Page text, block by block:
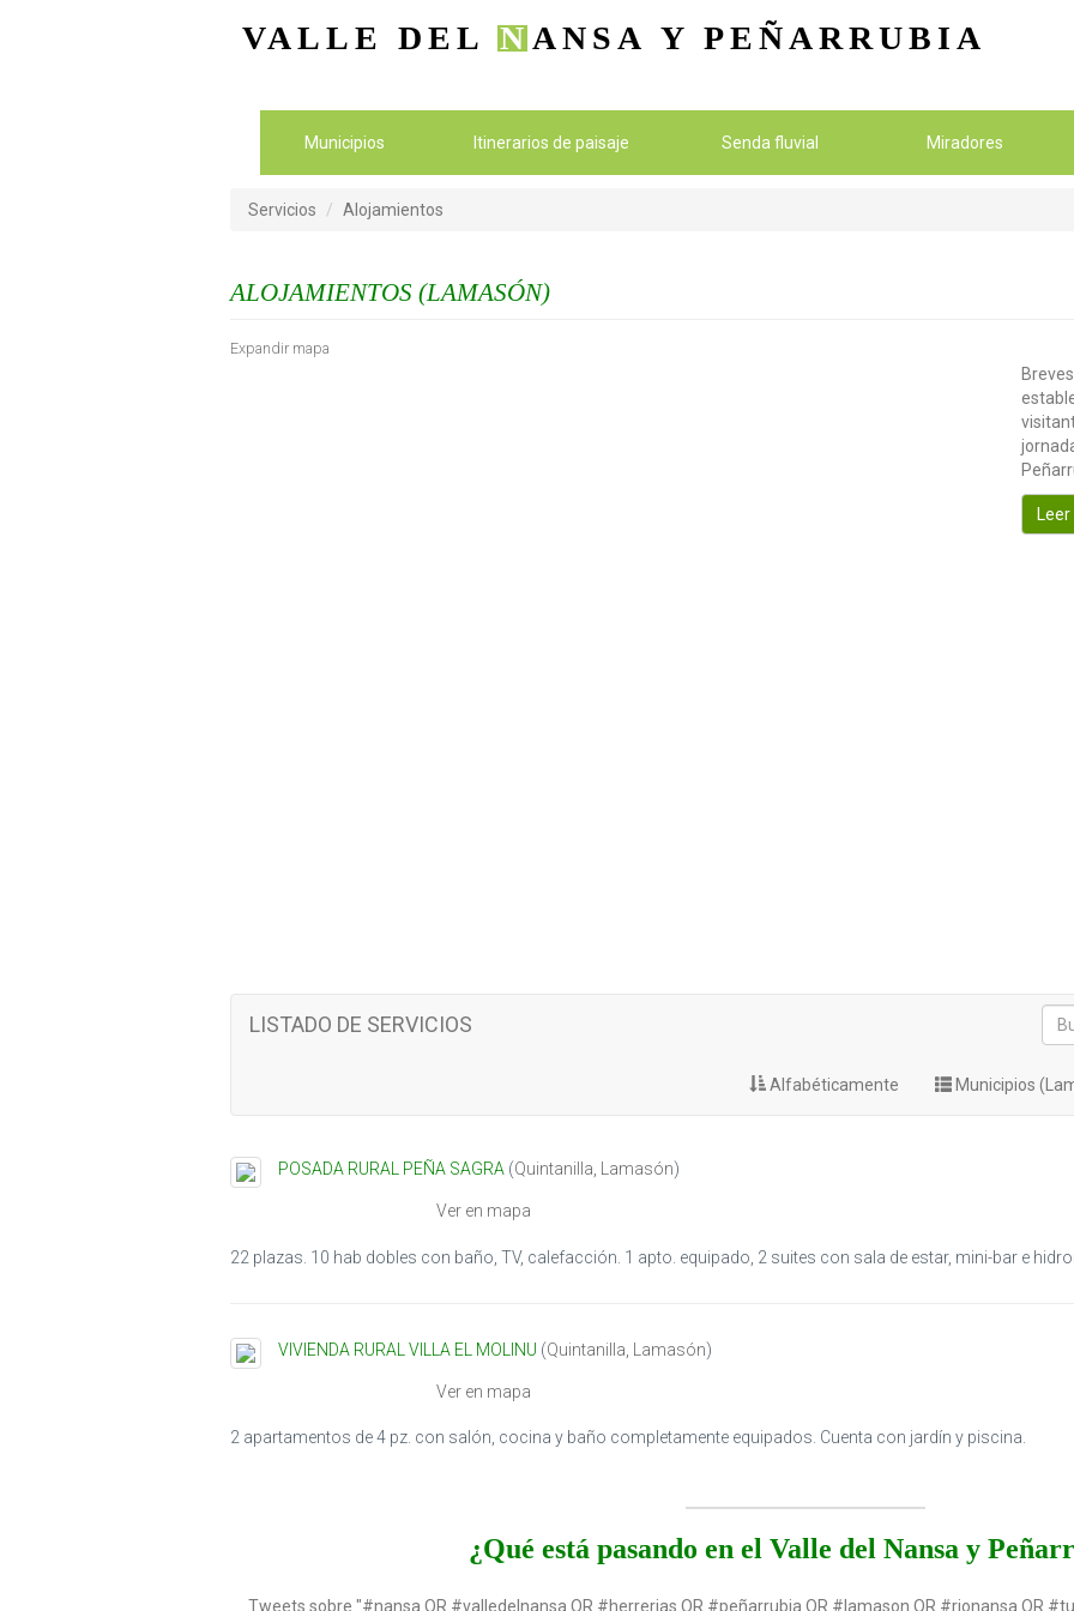
VALLE DEL NANSA Y PEÑARRUBIA
Municipios Itinerarios de paisaje Senda fluvial Miradores
Servicios Alojamientos
ALOJAMIENTOS (LAMASÓN)
Expandir mapa
LISTADO DE SERVICIOS
Alfabéticamente Municipios
POSADA RURAL PEÑA SAGRA (Quintanilla Lamasón)
Ver en mapa
22 plazas. 10 hab dobles con baño, TV, calefacción. 1 apto. equipado, 2 suites con sala de estar, mini-bar e
VIVIENDA RURAL VILLA EL MOLINU (Quintanilla Lamasón)
Ver en mapa
2 apartamentos de 4 pz. con salón, cocina y baño completamente equipados. Cuenta con jardín y piscina.
¿Qué está pasando en el Valle del Nansa y
Tweets sobre "#nansa OR #valledelnansa OR #herrerias OR #peñarrubia OR #lamason OR #rionansa OR